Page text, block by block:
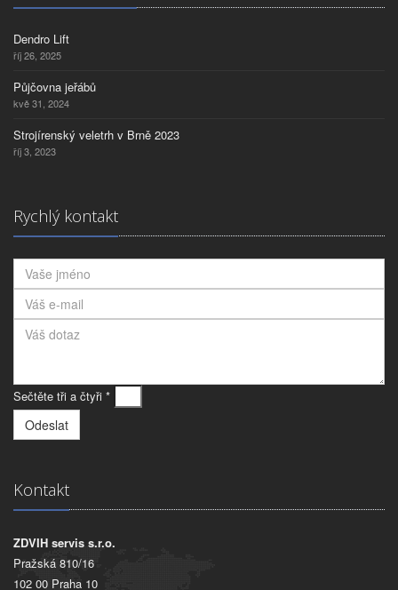
Dendro Lift
říj 26, 2025
Půjčovna jeřábů
kvě 31, 2024
Strojírenský veletrh v Brně 2023
říj 3, 2023
Rychlý kontakt
Sečtěte tři a čtyři *
Kontakt
ZDVIH servis s.r.o.
Pražská 810/16
102 00 Praha 10